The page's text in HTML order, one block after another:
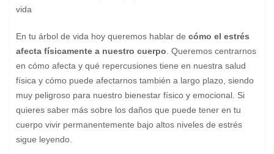
vida
En tu árbol de vida hoy queremos hablar de cómo el estrés
afecta físicamente a nuestro cuerpo . Queremos centrarnos
en cómo afecta y qué repercusiones tiene en nuestra salud
física y cómo puede afectarnos también a largo plazo, siendo
muy peligroso para nuestro bienestar físico y emocional. Si
quieres saber más sobre los daños que puede tener en tu
cuerpo vivir permanentemente bajo altos niveles de estrés
sigue leyendo.